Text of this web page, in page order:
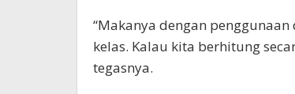
“Makanya dengan
kelas. Kalau kita berhitung
tegasnya.